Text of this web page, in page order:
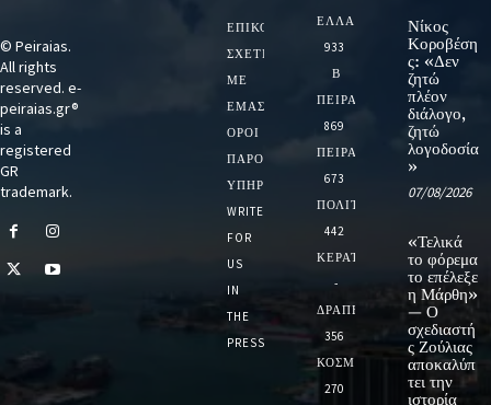
© Peiraias.
All rights
reserved. e-
peiraias.gr®
is a
registered
GR
trademark.
ΕΠΙΚΟΙΝΩΝΙΑ
ΣΧΕΤΙΚΆ
ΜΕ
ΕΜΆΣ
ΌΡΟΙ
ΠΑΡΟΧΉΣ
ΥΠΗΡΕΣΙΏΝ
WRITE
FOR
US
IN
THE
PRESS
ΕΛΛΑΔΑ
933
Β
ΠΕΙΡΑΙΑ
869
ΠΕΙΡΑΙΑΣ
673
ΠΟΛΙΤΙΚΗ
442
ΚΕΡΑΤΣΙΝΙ
-
ΔΡΑΠΕΤΣΩΝΑ
356
ΚΟΣΜΟΣ
270
Νίκος
Κοροβέση
ς: «Δεν
ζητώ
πλέον
διάλογο,
ζητώ
λογοδοσία
»
07/08/2026
«Τελικά
το φόρεμα
το επέλεξε
η Μάρθη»
— Ο
σχεδιαστή
ς Ζούλιας
αποκαλύπ
τει την
ιστορία